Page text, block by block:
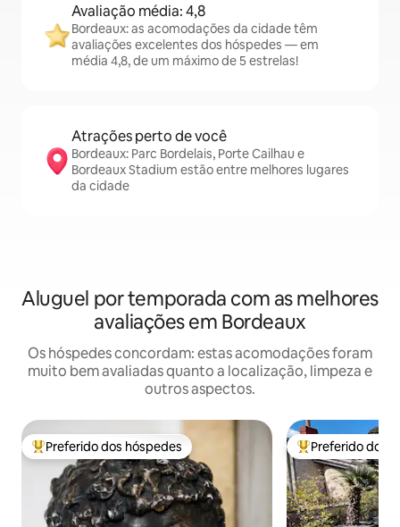
Avaliação média: 4,8
Bordeaux: as acomodações da cidade têm
avaliações excelentes dos hóspedes — em
média 4,8, de um máximo de 5 estrelas!
Atrações perto de você
Bordeaux: Parc Bordelais, Porte Cailhau e
Bordeaux Stadium estão entre melhores lugares
da cidade
Aluguel por temporada com as melhores
avaliações em Bordeaux
Os hóspedes concordam: estas acomodações foram
muito bem avaliadas quanto a localização, limpeza e
outros aspectos.
Entre os melhores preferidos dos hóspedes
Preferido dos hóspedes Entre os
Preferido dos